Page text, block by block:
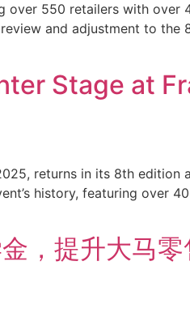
over 550 retailers with over
and adjustment to the
Stage at
returns in its 8th edition
history, featuring over
，提升大马零